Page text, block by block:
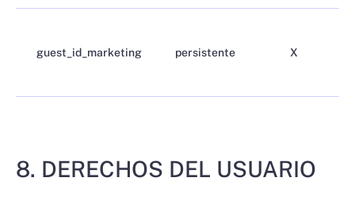
guest_id_marketing persistente X
8. DERECHOS DEL USUARIO